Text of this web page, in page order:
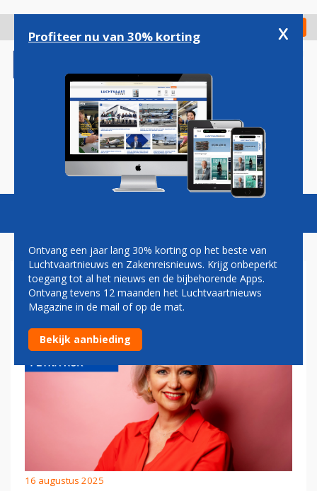
gaan
Check in
Magazine Podcasts Vacatures
DE ONZICHTBARE MOTOR
16 augustus 2025
Profiteer nu van 30% korting x
Ontvang een jaar lang 30% korting op het beste van
Luchtvaartnieuws en Zakenreisnieuws. Krijg onbeperkt
toegang tot al het nieuws en de bijbehorende Apps.
Ontvang tevens 12 maanden het Luchtvaartnieuws
Magazine in de mail of op de mat.
Bekijk aanbieding